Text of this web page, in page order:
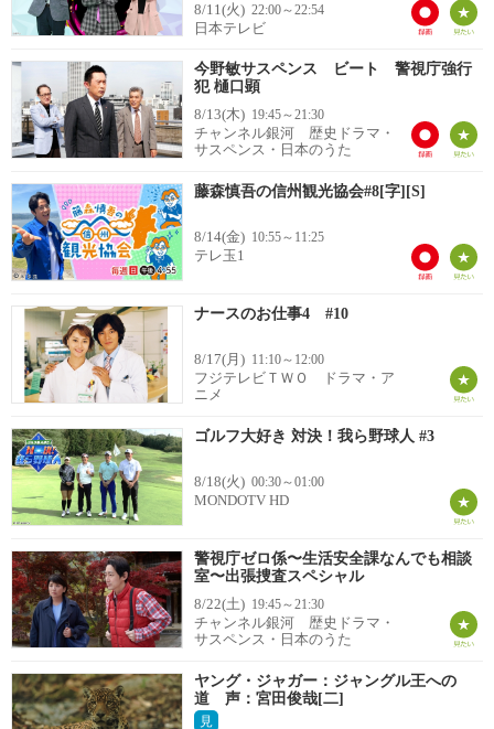
8/11(火) 22:00～22:54
日本テレビ
今野敏サスペンス ビート 警視庁強行
犯 樋口顕
8/13(木) 19:45～21:30
チャンネル銀河 歴史ドラマ・
サスペンス・日本のうた
藤森慎吾の信州観光協会#8[字][S]
8/14(金) 10:55～11:25
テレ玉1
ナースのお仕事4 #10
8/17(月) 11:10～12:00
フジテレビＴＷＯ ドラマ・ア
ニメ
ゴルフ大好き 対決！我ら野球人 #3
8/18(火) 00:30～01:00
MONDOTV HD
警視庁ゼロ係〜生活安全課なんでも相談
室〜出張捜査スペシャル
8/22(土) 19:45～21:30
チャンネル銀河 歴史ドラマ・
サスペンス・日本のうた
ヤング・ジャガー：ジャングル王への
道 声：宮田俊哉[二]
見